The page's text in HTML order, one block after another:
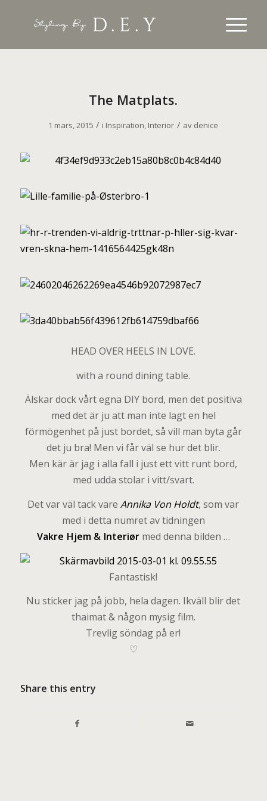
The Matplats.
1 mars, 2015 / i Inspiration, Interior / av denice
HEAD OVER HEELS IN LOVE.
with a round dining table.
Älskar dock vårt egna DIY bord, men det positiva
med det är ju att man inte lagt en hel
förmögenhet på just bordet, så vill man byta går
det ju bra! Men vi får väl se hur det blir.
Men kär är jag i alla fall i just ett vitt runt bord,
med udda stolar i vitt/svart.
Det var väl tack vareAnnika Von Holdt, som var
med i detta numret av tidningen
Vakre Hjem & Interiørmed denna bilden …
Fantastisk!
Nu sticker jag på jobb, hela dagen. Ikväll blir det
thaimat & någon mysig film.
Trevlig söndag på er!
♡
Share this entry